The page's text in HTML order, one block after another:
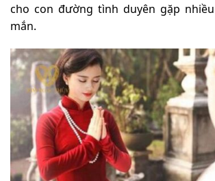
cho con đường tình duyên gặp
mắn.